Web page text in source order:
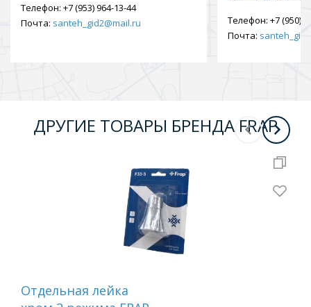
Телефон: +7 (953) 964-13-44
Почта: santeh_gid2@mail.ru Телефон: +7 (950)
Почта:
ДРУГИЕ ТОВАРЫ БРЕНДА FRAP
Отдельная лейка